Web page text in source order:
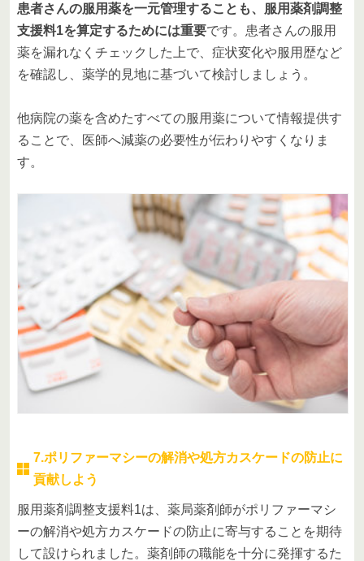
患者さんの服用薬を一元管理することも、服用薬剤調整
支援料1を算定するためには重要です。患者さんの服用
薬を漏れなくチェックした上で、症状変化や服用歴など
を確認し、薬学的見地に基づいて検討しましょう。
他病院の薬を含めたすべての服用薬について情報提供す
ることで、医師へ減薬の必要性が伝わりやすくなりま
す。
7.ポリファーマシーの解消や処方カスケードの防止に
貢献しよう
服用薬剤調整支援料1は、薬局薬剤師がポリファーマシ
ーの解消や処方カスケードの防止に寄与することを期待
して設けられました。薬剤師の職能を十分に発揮するた